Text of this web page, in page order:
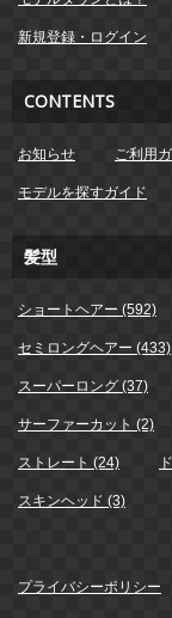
新規登録・ログイン
CONTENTS
お知らせ ご利用
モデルを探すガイド
髪型
ショートヘアー (592)
セミロングヘアー (433)
スーパーロング (37)
サーファーカット (2)
ストレート (24)
スキンヘッド (3)
プライバシーポリシー